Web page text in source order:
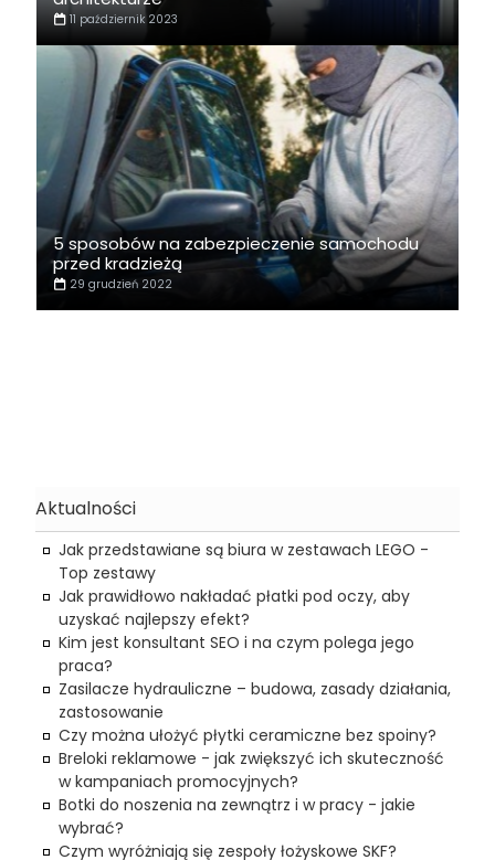
11 październik 2023
5 sposobów na zabezpieczenie samochodu
przed kradzieżą
29 grudzień 2022
Aktualności
Jak przedstawiane są biura w zestawach LEGO -
Top zestawy
Jak prawidłowo nakładać płatki pod oczy, aby
uzyskać najlepszy efekt?
Kim jest konsultant SEO i na czym polega jego
praca?
Zasilacze hydrauliczne – budowa, zasady działania,
zastosowanie
Czy można ułożyć płytki ceramiczne bez spoiny?
Breloki reklamowe - jak zwiększyć ich skuteczność
w kampaniach promocyjnych?
Botki do noszenia na zewnątrz i w pracy - jakie
wybrać?
Czym wyróżniają się zespoły łożyskowe SKF?